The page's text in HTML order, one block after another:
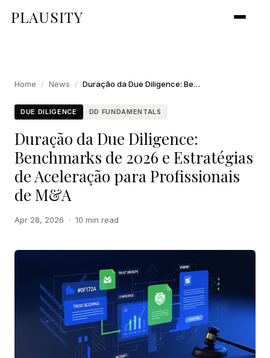
PLAUSITY
Home / News / Duração da Due Diligence: Benchmarks de 2026 e Estratégias de Aceleração para Profissionais de M&A
DUE DILIGENCE DD FUNDAMENTALS
Duração da Due Diligence:
Benchmarks de 2026 e Estratégias
de Aceleração para Profissionais
de M&A
Apr 28, 2026 · 10 min read